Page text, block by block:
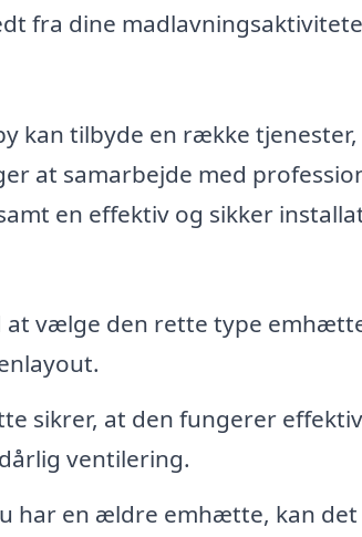
fra dine
kan tilbyde en række tjenester,
at samarbejde med
en effektiv og sikker
at vælge den rette type
sikrer, at den fungerer
ventilering.
har en ældre emhætte, kan